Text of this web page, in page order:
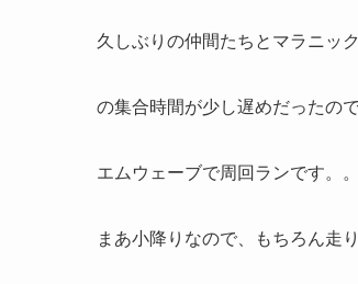
久しぶりの仲間たちとマラニック
の集合時間が少し遅めだったの
エムウェーブで周回ランです。
まあ小降りなので、もちろん走り